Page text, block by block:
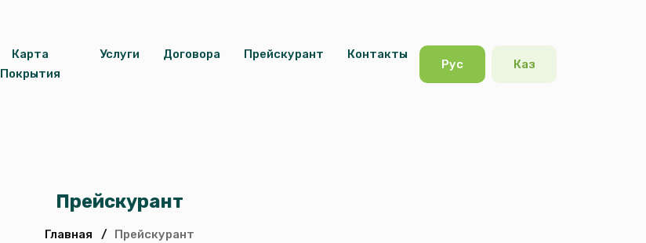
Карта
Покрытия
Услуги Договора Прейскурант Контакты
Рус Каз
Прейскурант
Главная / Прейскурант